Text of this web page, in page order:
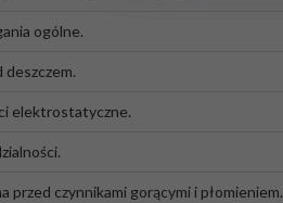
ogólne.
deszczem.
elektrostatyczne.
przed czynnikami gorącymi i płomieniem.